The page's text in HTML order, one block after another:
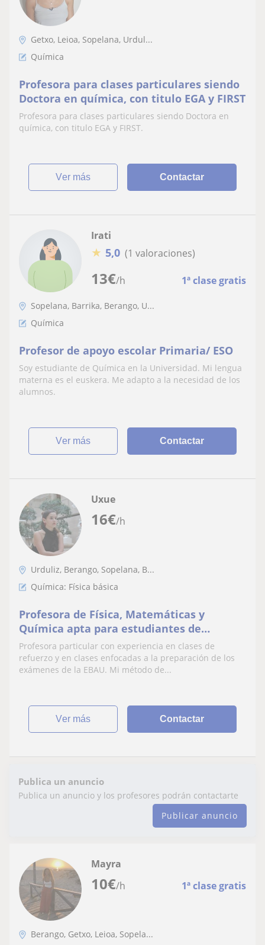
Getxo, Leioa, Sopelana, Urdul...
Química
Profesora para clases particulares siendo
Doctora en química, con titulo EGA y FIRST
Profesora para clases particulares siendo Doctora en
química, con titulo EGA y FIRST.
ver más Contactar
13€/h 1ª clase gratis
Irati
★ 5,0 (1 valoraciones)
Sopelana, Barrika, Berango, U...
Química
Profesor de apoyo escolar Primaria/ ESO
Soy estudiante de Química en la Universidad. Mi lengua
materna es el euskera. Me adapto a la necesidad de los
alumnos.
ver más Contactar
16€/h
Uxue
Urduliz, Berango, Sopelana, B...
Química: Física básica
Profesora de Física, Matemáticas y
Química apta para estudiantes de
bachillerato.
Profesora particular con experiencia en clases de
refuerzo y en clases enfocadas a la preparación de los
exámenes de la EBAU. Mi método de...
ver más Contactar
Publica un anuncio
Publica un anuncio y los profesores podrán contactarte
Publicar anuncio
10€/h 1ª clase gratis
Mayra
Berango, Getxo, Leioa, Sopela...